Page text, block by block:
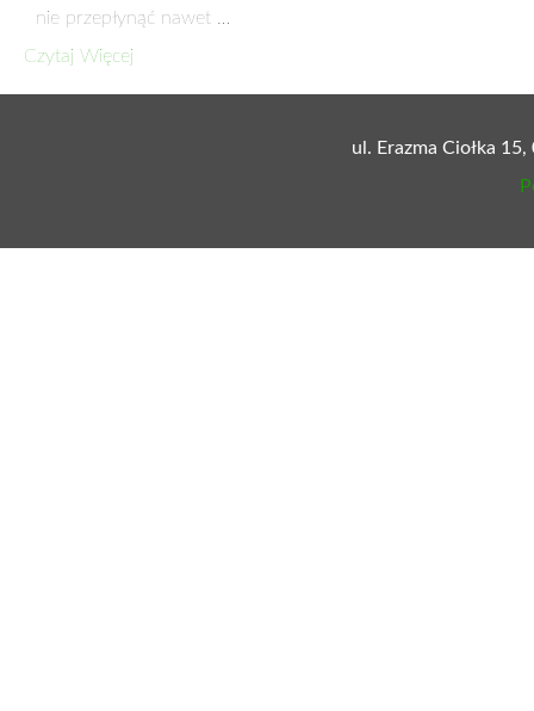
nie przepłynąć nawet …
Czytaj Więcej
ul. Erazma Ciołka